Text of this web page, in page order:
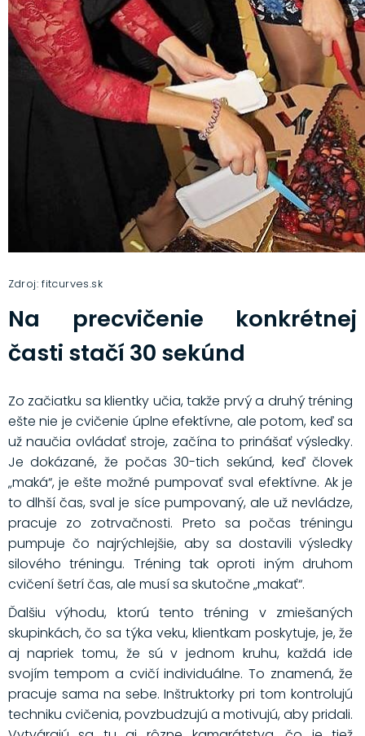
Zdroj: fitcurves.sk
Na precvičenie konkrétnej
časti stačí 30 sekúnd
Zo začiatku sa klientky učia, takže prvý a druhý tréning
ešte nie je cvičenie úplne efektívne, ale potom, keď sa
už naučia ovládať stroje, začína to prinášať výsledky.
Je dokázané, že počas 30-tich sekúnd, keď človek
„maká“, je ešte možné pumpovať sval efektívne. Ak je
to dlhší čas, sval je síce pumpovaný, ale už nevládze,
pracuje zo zotrvačnosti. Preto sa počas tréningu
pumpuje čo najrýchlejšie, aby sa dostavili výsledky
silového tréningu. Tréning tak oproti iným druhom
cvičení šetrí čas, ale musí sa skutočne „makať“.
Ďalšiu výhodu, ktorú tento tréning v zmiešaných
skupinkách, čo sa týka veku, klientkam poskytuje, je, že
aj napriek tomu, že sú v jednom kruhu, každá ide
svojím tempom a cvičí individuálne. To znamená, že
pracuje sama na sebe. Inštruktorky pri tom kontrolujú
techniku cvičenia, povzbudzujú a motivujú, aby pridali.